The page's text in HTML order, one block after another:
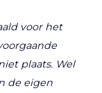
voor het
plaats. Wel
de eigen